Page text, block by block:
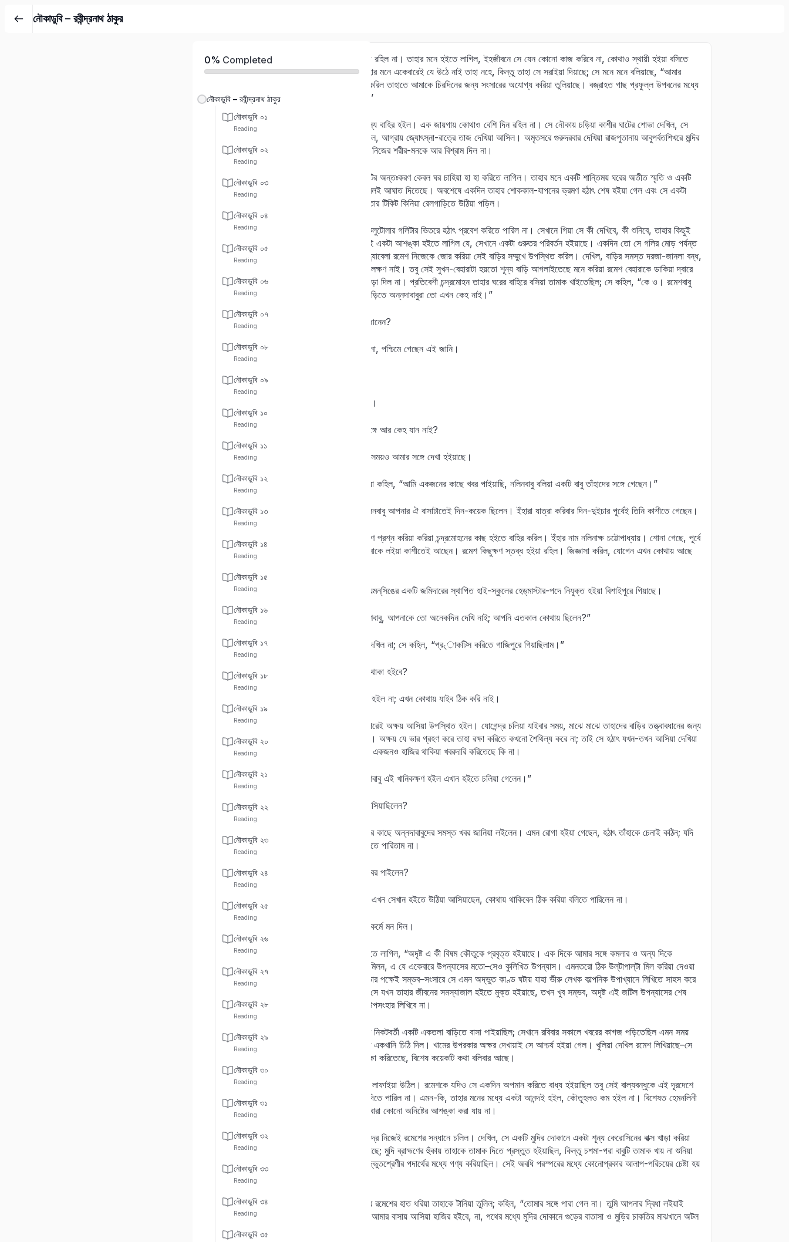
নৌকাডুবি – রবীন্দ্রনাথ ঠাকুর
0% Completed
নৌকাডুবি – রবীন্দ্রনাথ ঠাকুর
নৌকাডুবি ০১
Reading
নৌকাডুবি ০২
Reading
নৌকাডুবি ০৩
Reading
নৌকাডুবি ০৪
Reading
নৌকাডুবি ০৫
Reading
নৌকাডুবি ০৬
Reading
নৌকাডুবি ০৭
Reading
নৌকাডুবি ০৮
Reading
নৌকাডুবি ০৯
Reading
নৌকাডুবি ১০
Reading
নৌকাডুবি ১১
Reading
নৌকাডুবি ১২
Reading
নৌকাডুবি ১৩
Reading
নৌকাডুবি ১৪
Reading
নৌকাডুবি ১৫
Reading
নৌকাডুবি ১৬
Reading
নৌকাডুবি ১৭
Reading
নৌকাডুবি ১৮
Reading
নৌকাডুবি ১৯
Reading
নৌকাডুবি ২০
Reading
নৌকাডুবি ২১
Reading
নৌকাডুবি ২২
Reading
নৌকাডুবি ২৩
Reading
নৌকাডুবি ২৪
Reading
নৌকাডুবি ২৫
Reading
নৌকাডুবি ২৬
Reading
নৌকাডুবি ২৭
Reading
নৌকাডুবি ২৮
Reading
নৌকাডুবি ২৯
Reading
নৌকাডুবি ৩০
Reading
নৌকাডুবি ৩১
Reading
নৌকাডুবি ৩২
Reading
নৌকাডুবি ৩৩
Reading
নৌকাডুবি ৩৪
Reading
নৌকাডুবি ৩৫
এখন রমেশের সম্মুখে কোনো কাজ রহিল না। তাহার মনে হইতে লাগিল, ইহজীবনে সে যেন কোনো কাজ করিবে না, কোথাও স্থায়ী হইয়া বসিতে
পারিবে না। হেমনলিনীর কথা তাহার মনে একেবারেই যে উঠে নাই তাহা নহে, কিন্তু তাহা সে সরাইয়া দিয়াছে; সে মনে মনে বলিয়াছে, “আমার
জীবনে যে নিদারুণ ঘটনা আঘাত করিল তাহাতে আমাকে চিরদিনের জন্য সংসারের অযোগ্য করিয়া তুলিয়াছে। বজ্রাহত গাছ প্রফুল্ল উপবনের মধ্যে
স্থান পাইবার আশা কেন করিবে?’
রমেশ ভ্রমণ করিয়া বেড়াইবার জন্য বাহির হইল। এক জায়গায় কোথাও বেশি দিন রহিল না। সে নৌকায় চড়িয়া কাশীর ঘাটের শোভা দেখিল, সে
দিল্লিতে কুতবমিনরের উপরে চড়িল, আগ্রায় জ্যোৎস্না-রাত্রে তাজ দেখিয়া আসিল। অমৃতসরে গুরুদরবার দেখিয়া রাজপুতানায় আবুপর্বতশিখরে মন্দির
দেখিতে গেল–এমনি করিয়া রমেশ নিজের শরীর-মনকে আর বিশ্রাম দিল না।
অবশেষে এই ভ্রমণশ্রান্ত যুবকটির অন্তঃকরণ কেবল ঘর চাহিয়া হা হা করিতে লাগিল। তাহার মনে একটি শান্তিময় ঘরের অতীত স্মৃতি ও একটি
সম্ভবপর ঘরের সুখময় কল্পনা কেবলই আঘাত দিতেছে। অবশেষে একদিন তাহার শোককাল-যাপনের ভ্রমণ হঠাৎ শেষ হইয়া গেল এবং সে একটা
মস্ত দীর্ঘনিশ্বাস ফেলিয়া কলিকাতার টিকিট কিনিয়া রেলগাড়িতে উঠিয়া পড়িল।
কলিকাতায় পৌঁছিয়া রমেশ সেই কলুটোলার গলিটার ভিতরে হঠাৎ প্রবেশ করিতে পারিল না। সেখানে গিয়া সে কী দেখিবে, কী শুনিবে, তাহার কিছুই
ঠিকানা নাই। মনের মধ্যে কেবলই একটা আশঙ্কা হইতে লাগিল যে, সেখানে একটা গুরুতর পরিবর্তন হইয়াছে। একদিন তো সে গলির মোড় পর্যন্ত
গিয়া ফিরিয়া আসিল। পরদিন সন্ধ্যাবেলা রমেশ নিজেকে জোর করিয়া সেই বাড়ির সম্মুখে উপস্থিত করিল। দেখিল, বাড়ির সমস্ত দরজা-জানলা বন্ধ,
ভিতরে কোনো লোক আছে এমন লক্ষণ নাই। তবু সেই সুখন-বেহারাটা হয়তো শূন্য বাড়ি আগলাইতেছে মনে করিয়া রমেশ বেহারাকে ডাকিয়া দ্বারে
বারকতক আঘাত করিল। কেহ সাড়া দিল না। প্রতিবেশী চন্দ্রমোহন তাহার ঘরের বাহিরে বসিয়া তামাক খাইতেছিল; সে কহিল, “কে ও। রমেশবাবু
নাকি। ভালো আছেন তো? এ বাড়িতে অন্নদাবাবুরা তো এখন কেহ নাই।”
রমেশ। তাঁহারা কোথায় গেছেন জানেন?
চন্দ্র। সে খবর তো বলিতে পারি না, পশ্চিমে গেছেন এই জানি।
চন্দ্র। অন্নদাবাবু আর তাঁর মেয়ে।
রমেশ। ঠিক জানেন, তাঁহাদের সঙ্গে আর কেহ যান নাই?
চন্দ্র। ঠিক জানি বৈকি। যাইবার সময়ও আমার সঙ্গে দেখা হইয়াছে।
তখন রমেশ ধৈর্যরক্ষায় অক্ষম হইয়া কহিল, “আমি একজনের কাছে খবর পাইয়াছি, নলিনবাবু বলিয়া একটি বাবু তাঁহাদের সঙ্গে গেছেন।”
চন্দ্র। ভুল খবর পাইয়াছেন। নলিনবাবু আপনার ঐ বাসাটাতেই দিন-কয়েক ছিলেন। ইঁহারা যাত্রা করিবার দিন-দুইচার পূর্বেই তিনি কাশীতে গেছেন।
রমেশ তখন এই নলিনবাবুটির বিবরণ প্রশ্ন করিয়া করিয়া চন্দ্রমোহনের কাছ হইতে বাহির করিল। ইঁহার নাম নলিনাক্ষ চট্টোপাধ্যায়। শোনা গেছে, পূর্বে
রংপুরে ডাক্তারি করিতেন, এখন মাকে লইয়া কাশীতেই আছেন। রমেশ কিছুক্ষণ স্তব্ধ হইয়া রহিল। জিজ্ঞাসা করিল, যোগেন এখন কোথায় আছে
চন্দ্রমোহন খবর দিল, যোগেন্দ্র ময়মন্‌সিঙের একটি জমিদারের স্থাপিত হাই-স্কুলের হেড্‌মাস্টার-পদে নিযুক্ত হইয়া বিশাইপুরে গিয়াছে।
চন্দ্রমোহন জিজ্ঞাসা করিল, “রমেশবাবু, আপনাকে তো অনেকদিন দেখি নাই; আপনি এতকাল কোথায় ছিলেন?”
রমেশ আর গোপন করবার কারণ দেখিল না; সে কহিল, “প্র৻াকটিস করিতে গাজিপুরে গিয়াছিলাম।”
চন্দ্র। এখন তবে কি সেইখানেই থাকা হইবে?
রমেশ। না, সেখানে আমার থাকা হইল না; এখন কোথায় যাইব ঠিক করি নাই।
রমেশ চলিয়া যাইবার অনতিকাল পরেই অক্ষয় আসিয়া উপস্থিত হইল। যোগেন্দ্র চলিয়া যাইবার সময়, মাঝে মাঝে তাহাদের বাড়ির তত্ত্বাবধানের জন্য
অক্ষয়ের উপর ভার দিয়া গিয়াছিল। অক্ষয় যে ভার গ্রহণ করে তাহা রক্ষা করিতে কখনো শৈথিল্য করে না; তাই সে হঠাৎ যখন-তখন আসিয়া দেখিয়া
যায়, বাড়ির বেহারা দুজনের মধ্যে একজনও হাজির থাকিয়া খবরদারি করিতেছে কি না।
চন্দ্রমোহন তাহাকে কহিল, “রমেশবাবু এই খানিকক্ষণ হইল এখান হইতে চলিয়া গেলেন।”
অক্ষয়। বলেন কী! কী করিতে আসিয়াছিলেন?
চন্দ্র। তাহা তো জানি না। আমার কাছে অন্নদাবাবুদের সমস্ত খবর জানিয়া লইলেন। এমন রোগা হইয়া গেছেন, হঠাৎ তাঁহাকে চেনাই কঠিন; যদি
বেহারাকে না ডাকিতেন আমি চিনিতে পারিতাম না।
অক্ষয়। এখন কোথায় থাকেন, খবর পাইলেন?
চন্দ্র। এতদিন গাজিপুরে ছিলেন; এখন সেখান হইতে উঠিয়া আসিয়াছেন, কোথায় থাকিবেন ঠিক করিয়া বলিতে পারিলেন না।
অক্ষয় বলিল, “ও” বলিয়া আপন কর্মে মন দিল।
রমেশ বাসায় ফিরিয়া আসিয়া ভাবিতে লাগিল, “অদৃষ্ট এ কী বিষম কৌতুকে প্রবৃত্ত হইয়াছে। এক দিকে আমার সঙ্গে কমলার ও অন্য দিকে
নলিনাক্ষের সঙ্গে হেমনলিনীর এই মিলন, এ যে একেবারে উপন্যাসের মতো–সেও কুলিখিত উপন্যাস। এমনতরো ঠিক উল্‌টাপাল্‌টা মিল করিয়া দেওয়া
অদৃষ্টেরই মতো বে-পরোয়া রচয়িতার পক্ষেই সম্ভব–সংসারে সে এমন অদ্ভুত কাণ্ড ঘটায় যাহা ভীরু লেখক কাল্পনিক উপাখ্যানে লিখিতে সাহস করে
না।’ কিন্তু রমেশ ভাবিল, এবার সে যখন তাহার জীবনের সমস্যাজাল হইতে মুক্ত হইয়াছে, তখন খুব সম্ভব, অদৃষ্ট এই জটিল উপন্যাসের শেষ
অধ্যায়ে রমেশের পক্ষে নিদারুণ উপসংহার লিখিবে না।
যোগেন্দ্র বিশাইপুর জমিদার-বাড়ির নিকটবর্তী একটি একতলা বাড়িতে বাসা পাইয়াছিল; সেখানে রবিবার সকালে খবরের কাগজ পড়িতেছিল এমন সময়
বাজারের একটি লোক তাহার হাতে একখানি চিঠি দিল। খামের উপরকার অক্ষর দেখায়াই সে আশ্চর্য হইয়া গেল। খুলিয়া দেখিল রমেশ লিখিয়াছে–সে
বিশাইপুরের একটি দোকানে অপেক্ষা করিতেছে, বিশেষ কয়েকটি কথা বলিবার আছে।
যোগেন্দ্র একেবারে চৌকি ছাড়িয়া লাফাইয়া উঠিল। রমেশকে যদিও সে একদিন অপমান করিতে বাধ্য হইয়াছিল তবু সেই বাল্যবন্ধুকে এই দূরদেশে
এতদিন অদর্শনের পরে ফিরাইয়া দিতে পারিল না। এমন-কি, তাহার মনের মধ্যে একটা আনন্দই হইল, কৌতূহলও কম হইল না। বিশেষত হেমনলিনী
যখন কাছে নাই, তখন রমেশের দ্বারা কোনো অনিষ্টের আশঙ্কা করা যায় না।
পত্রবাহকটিকে সঙ্গে করিয়া যোগেন্দ্র নিজেই রমেশের সন্ধানে চলিল। দেখিল, সে একটি মুদির দোকানে একটা শূন্য কেরোসিনের বাক্স খাড়া করিয়া
তাহার উপরে চুপ করিয়া বসিয়া আছে; মুদি ব্রাহ্মণের হুঁকায় তাহাকে তামাক দিতে প্রস্তুত হইয়াছিল, কিন্তু চশমা-পরা বাবুটি তামাক খায় না শুনিয়া
মুদি তাহাকে শহরজাত কোনো অদ্ভুতশ্রেণীর পদার্থের মধ্যে গণ্য করিয়াছিল। সেই অবধি পরস্পরের মধ্যে কোনোপ্রকার আলাপ-পরিচয়ের চেষ্টা হয়
যোগেন্দ্র সবেগে আসিয়া একেবারে রমেশের হাত ধরিয়া তাহাকে টানিয়া তুলিল; কহিল, “তোমার সঙ্গে পারা গেল না। তুমি আপনার দ্বিধা লইয়াই
গেলে। কোথায় একেবারে সোজা আমার বাসায় আসিয়া হাজির হইবে, না, পথের মধ্যে মুদির দোকানে গুড়ের বাতাসা ও মুড়ির চাকতির মাঝখানে অটল
Sign in
Don’t have an account? Sign up
Lost your password?